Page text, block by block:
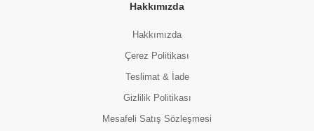
Hakkımızda
Hakkımızda
Çerez Politikası
Teslimat & İade
Gizlilik Politikası
Mesafeli Satış Sözleşmesi